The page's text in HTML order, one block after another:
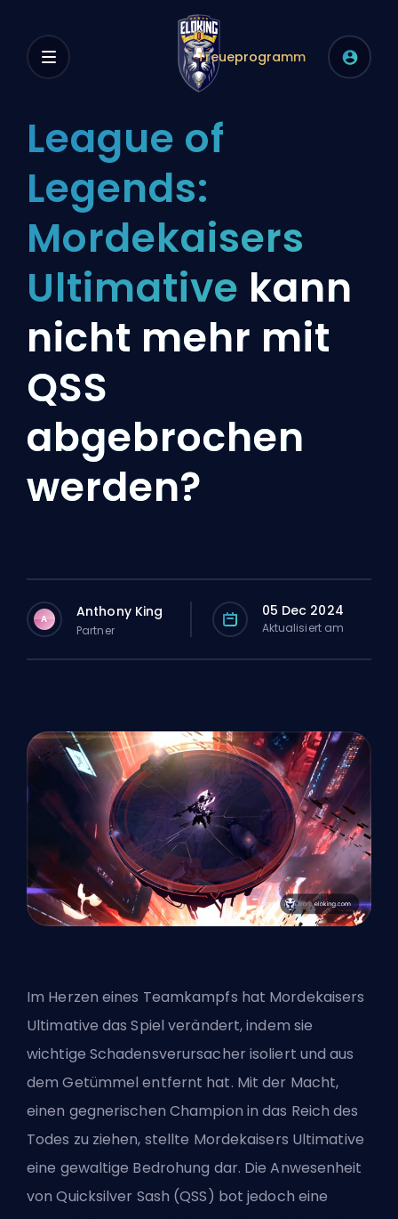
Treueprogramm
League of
Legends:
Mordekaisers
Ultimative kann
nicht mehr mit
QSS
abgebrochen
werden?
A Anthony King
Partner
05 Dec 2024
Aktualisiert am
Im Herzen eines Teamkampfs hat Mordekaisers
Ultimative das Spiel verändert, indem sie
wichtige Schadensverursacher isoliert und aus
dem Getümmel entfernt hat. Mit der Macht,
einen gegnerischen Champion in das Reich des
Todes zu ziehen, stellte Mordekaisers Ultimative
eine gewaltige Bedrohung dar. Die Anwesenheit
von Quicksilver Sash (QSS) bot jedoch eine